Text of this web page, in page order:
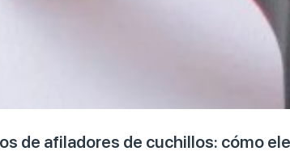
de afiladores de cuchillos: cómo